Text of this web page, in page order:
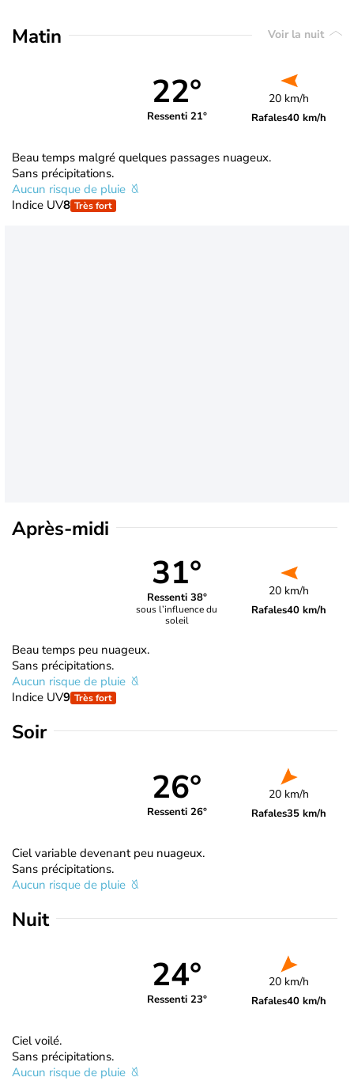
Matin Voir la nuit
22°
Ressenti 21°
20 km/h
Rafales40 km/h
Beau temps malgré quelques passages nuageux.
Sans précipitations.
Aucun risque de pluie
Indice UV8 Très fort
Après-midi
31°
Ressenti 38°
sous l’influence du
soleil
20 km/h
Rafales40 km/h
Beau temps peu nuageux.
Sans précipitations.
Aucun risque de pluie
Indice UV9 Très fort
Soir
26°
Ressenti 26°
20 km/h
Rafales35 km/h
Ciel variable devenant peu nuageux.
Sans précipitations.
Aucun risque de pluie
Nuit
24°
Ressenti 23°
20 km/h
Rafales40 km/h
Ciel voilé.
Sans précipitations.
Aucun risque de pluie